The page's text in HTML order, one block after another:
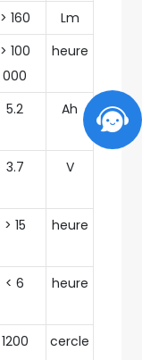
> 160
Lm
> 100
000
heure
5.2 Ah
3.7 V
> 15 heure
< 6 heure
1200 cercle